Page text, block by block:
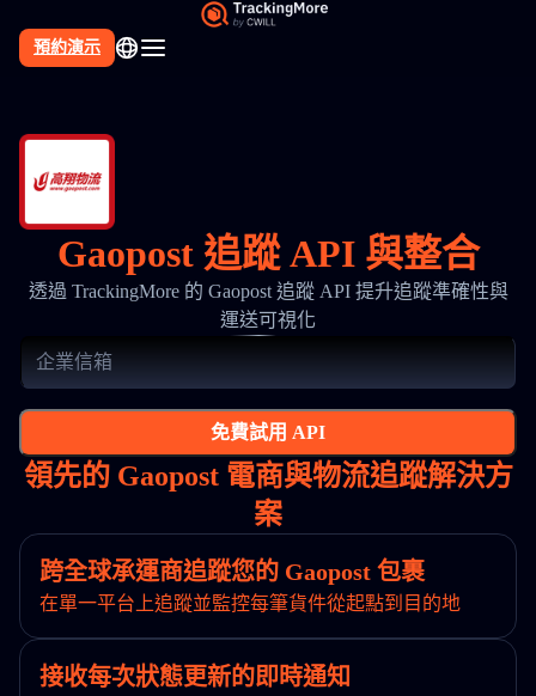
預約演示
Gaopost 追蹤 API 與整合
透過 TrackingMore 的 Gaopost 追蹤 API 提升追蹤準確性與
運送可視化
免費試用 API
領先的 Gaopost 電商與物流追蹤解決方
案
跨全球承運商追蹤您的 Gaopost 包裹
在單一平台上追蹤並監控每筆貨件從起點到目的地
接收每次狀態更新的即時通知